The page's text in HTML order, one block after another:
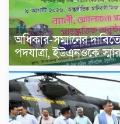
অধিকার-সম্মানের
পদযাত্রা, ইউএনওকে